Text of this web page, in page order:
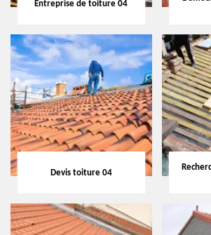
Entreprise de toiture 04
Devis toiture 04